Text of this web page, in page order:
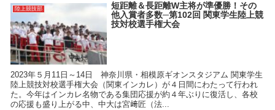
陸上競技部
短距離＆長距離W主将が準優勝！その
他入賞者多数─第102回 関東学生陸上競
技対校選手権大会
2023年５月11日～14日 神奈川県・相模原ギオンスタジアム 関東学生
陸上競技対校選手権大会（関東インカレ）が４日間にわたって行われ
た。今年はインカレ名物である集団応援が約４年ぶりに復活し、各校
の応援も盛り上がる中、中大は宮﨑匠（法...